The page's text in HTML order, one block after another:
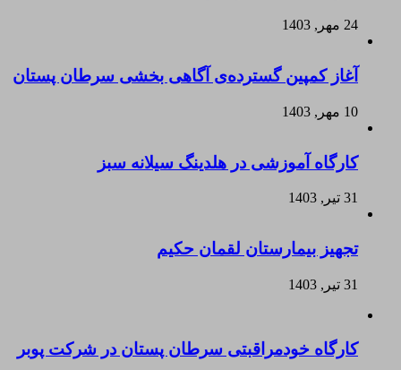
24 مهر, 1403
آغاز کمپین گسترده‌ی آگاهی بخشی سرطان پستان
10 مهر, 1403
کارگاه آموزشی در هلدینگ سیلانه سبز
31 تیر, 1403
تجهیز بیمارستان لقمان حکیم
31 تیر, 1403
کارگاه خودمراقبتی سرطان پستان در شرکت پوبر